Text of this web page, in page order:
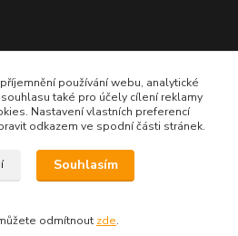
používání webu, analytické
také pro účely cílení reklamy
Nastavení vlastních preferencí
odkazem ve spodní části stránek.
Souhlasím
odmítnout zde.